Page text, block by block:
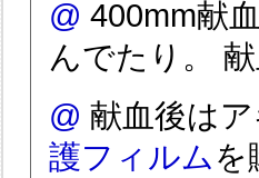
@ 400mm献
んでたり。
@ 献血後は
護フィルム を